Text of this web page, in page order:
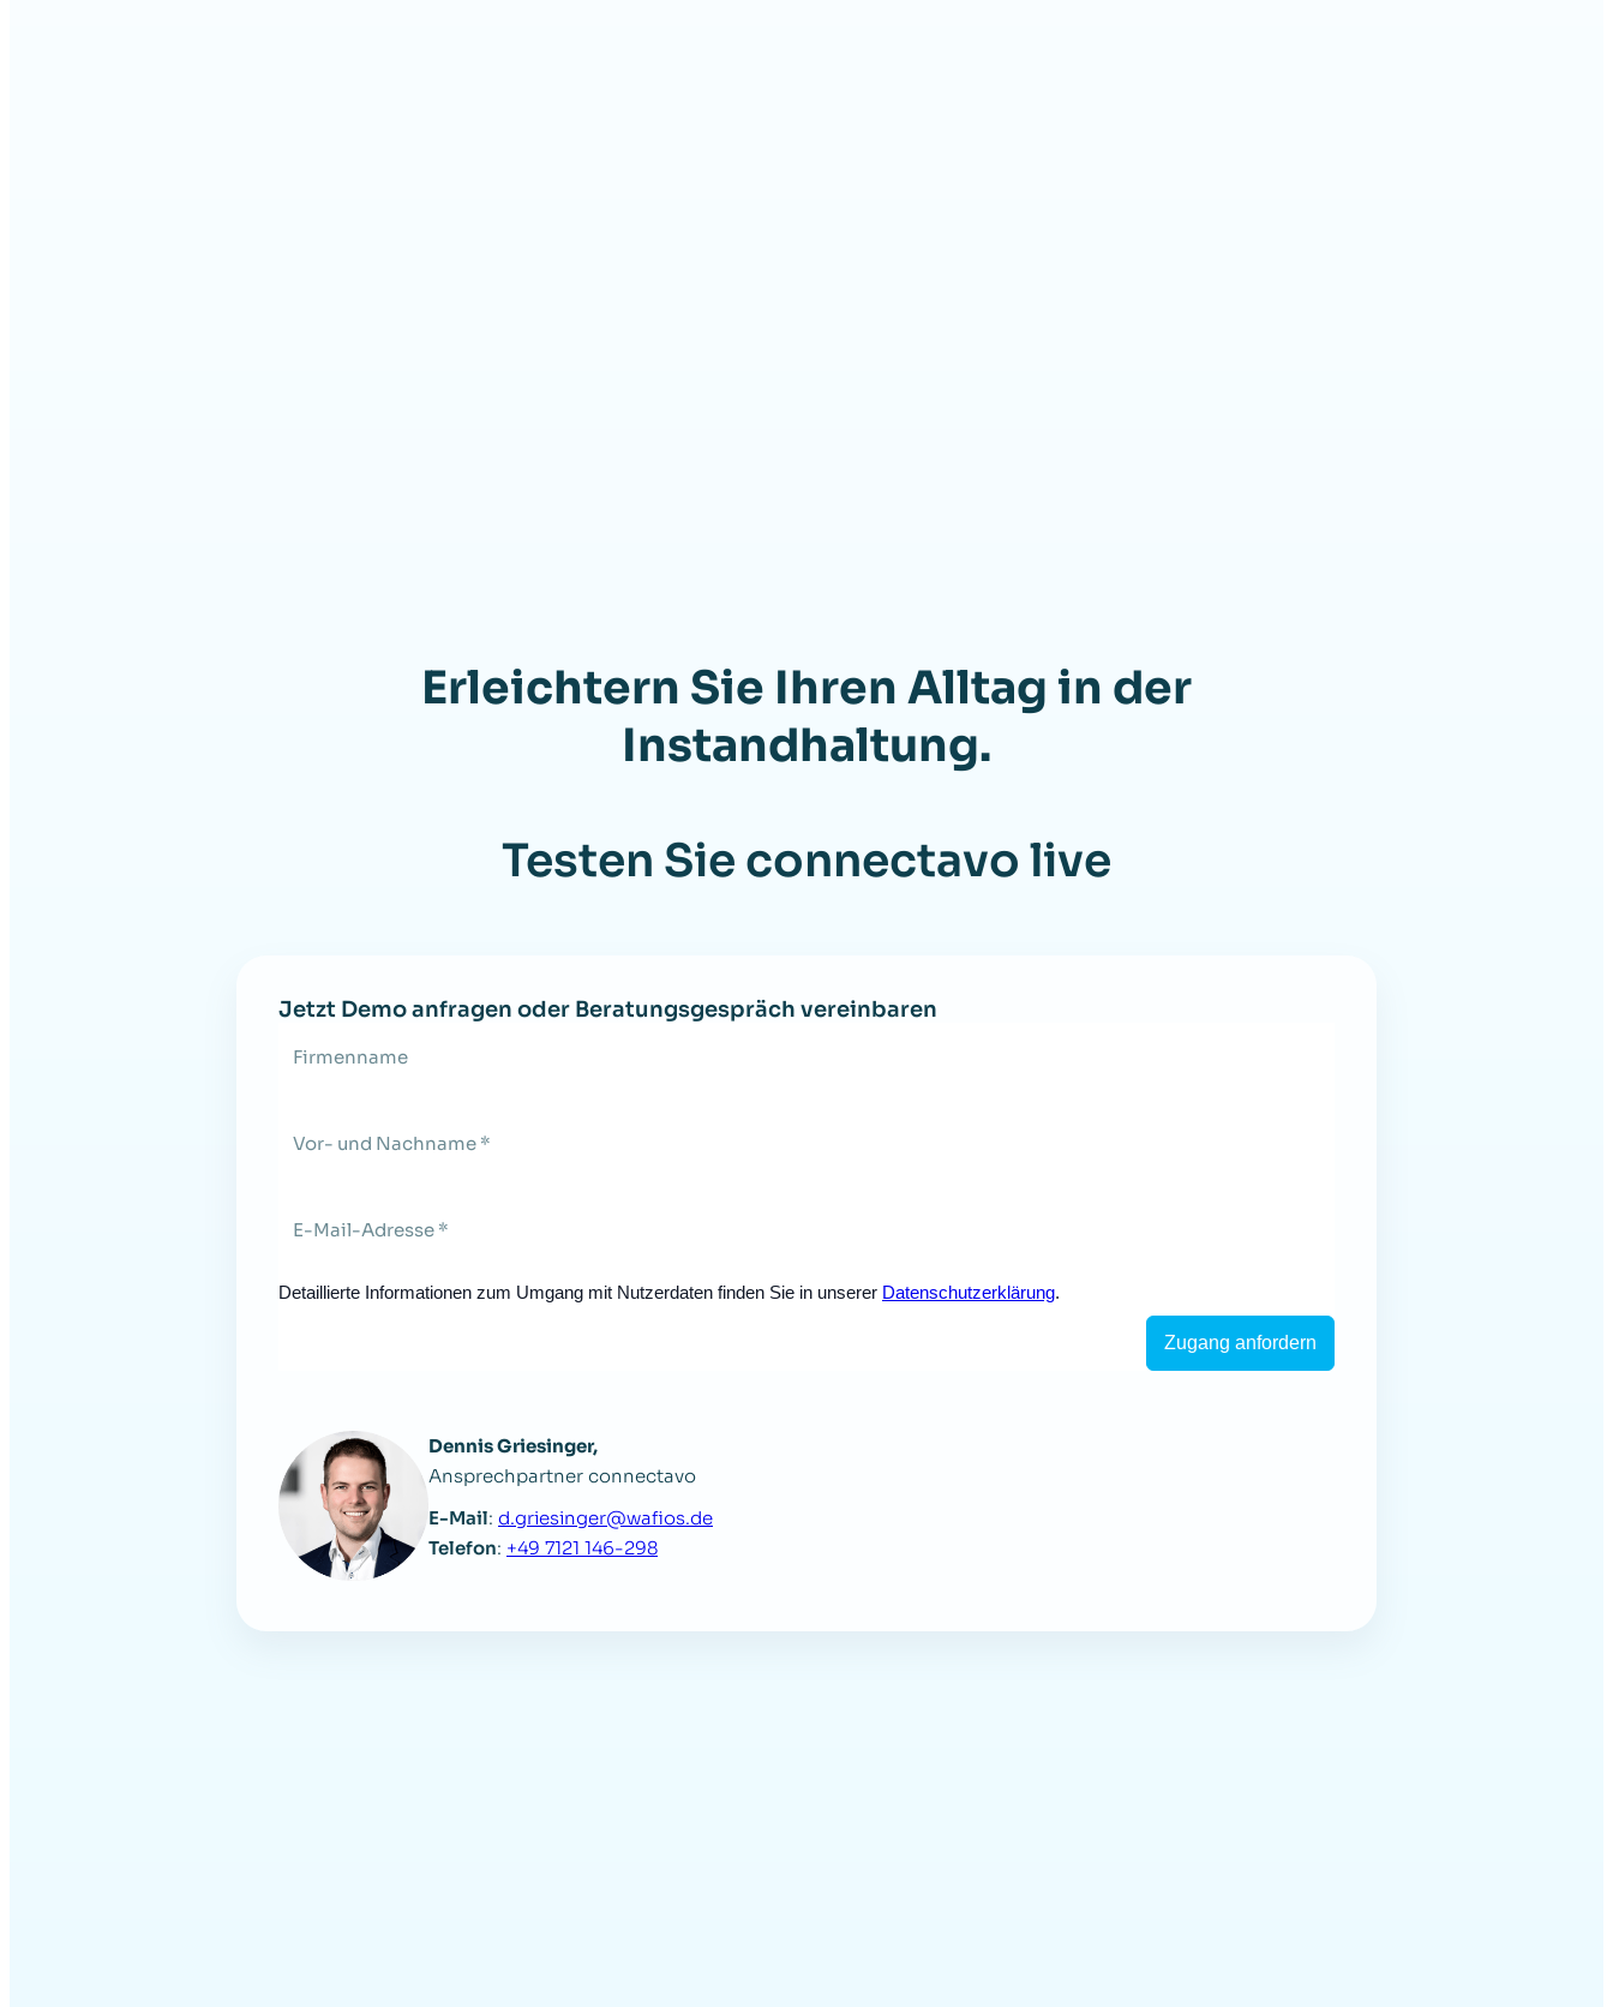
Erleichtern Sie Ihren Alltag in der
Instandhaltung.
Testen Sie connectavo live
Jetzt Demo anfragen oder Beratungsgespräch vereinbaren
Detaillierte Informationen zum Umgang mit Nutzerdaten finden Sie in unserer Datenschutzerklärung.
Zugang anfordern
Dennis Griesinger,
Ansprechpartner connectavo
E-Mail: d.griesinger@wafios.de
Telefon: +49 7121 146-298